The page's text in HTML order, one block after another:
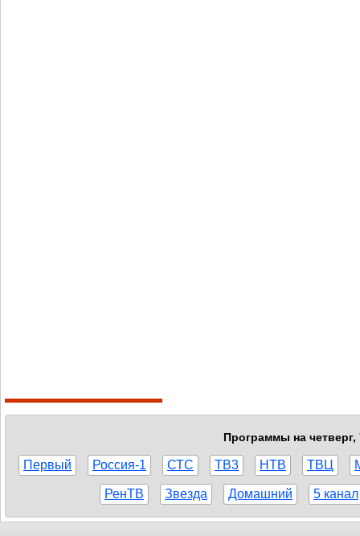
Программы на четверг,
Первый Россия-1 СТС ТВ3 НТВ ТВЦ
РенТВ Звезда Домашний 5 канал